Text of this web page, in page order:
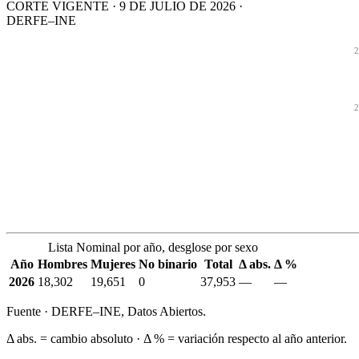
CORTE VIGENTE · 9 DE JULIO DE 2026 ·
DERFE–INE
Lista Nominal por año, desglose por sexo
Año Hombres Mujeres No binario Total Δ abs. Δ %
2026 18,302 19,651 0 37,953 — —
Fuente · DERFE–INE, Datos Abiertos.
Δ abs. = cambio absoluto · Δ % = variación respecto al año anterior.